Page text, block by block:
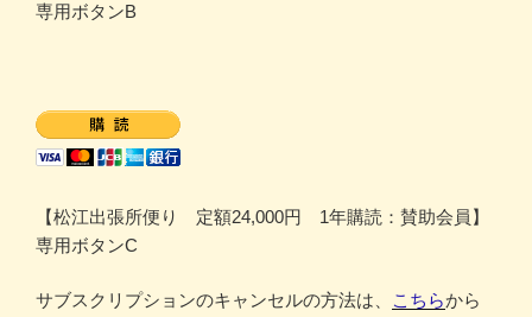
専用ボタンB
【松江出張所便り 定額24,000円 1年購読：賛助会員】
専用ボタンC
サブスクリプションのキャンセルの方法は、 こちらから